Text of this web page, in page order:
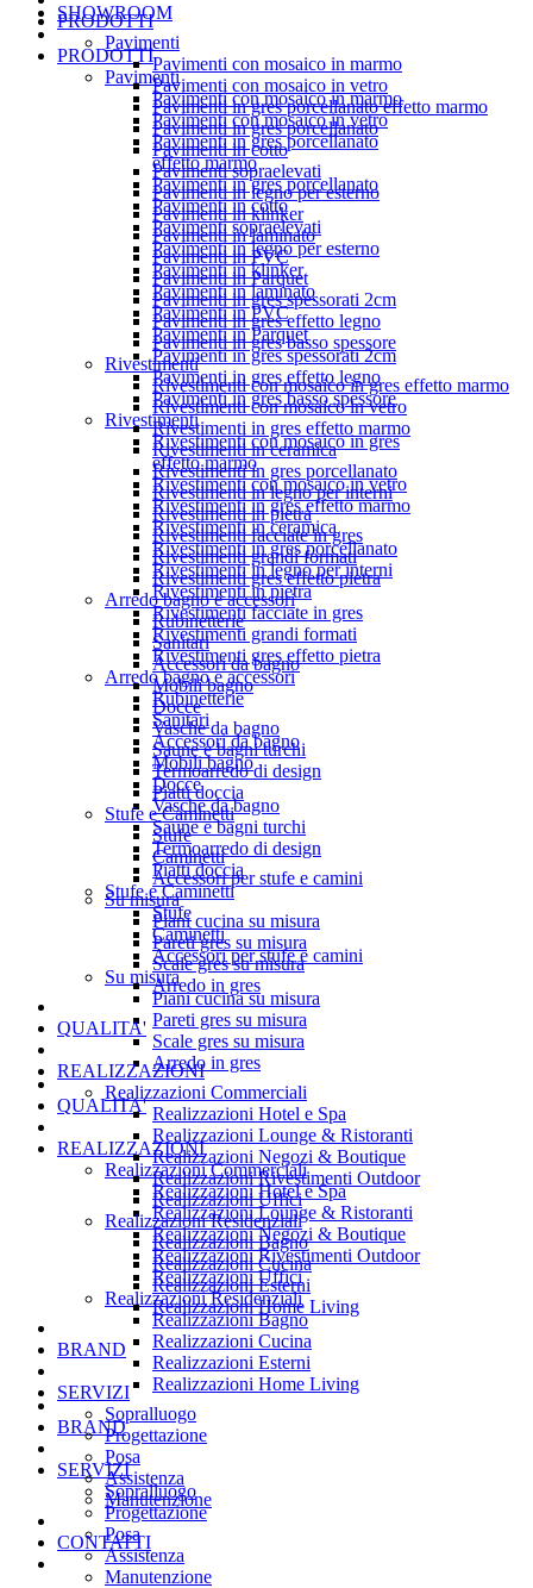
SHOWROOM
PRODOTTI
Pavimenti
Pavimenti con mosaico in marmo
Pavimenti con mosaico in vetro
Pavimenti in gres porcellanato
effetto marmo
Pavimenti in gres porcellanato
Pavimenti in cotto
Pavimenti sopraelevati
Pavimenti in legno per esterno
Pavimenti in klinker
Pavimenti in laminato
Pavimenti in PVC
Pavimenti in Parquet
Pavimenti in gres spessorati 2cm
Pavimenti in gres effetto legno
Pavimenti in gres basso spessore
Rivestimenti
Rivestimenti con mosaico in gres
effetto marmo
Rivestimenti con mosaico in vetro
Rivestimenti in gres effetto marmo
Rivestimenti in ceramica
Rivestimenti in gres porcellanato
Rivestimenti in legno per interni
Rivestimenti in pietra
Rivestimenti facciate in gres
Rivestimenti grandi formati
Rivestimenti gres effetto pietra
Arredo bagno e accessori
Rubinetterie
Sanitari
Accessori da bagno
Mobili bagno
Docce
Vasche da bagno
Saune e bagni turchi
Termoarredo di design
Piatti doccia
Stufe e Caminetti
Stufe
Caminetti
Accessori per stufe e camini
Su misura
Piani cucina su misura
Pareti gres su misura
Scale gres su misura
Arredo in gres
QUALITA'
REALIZZAZIONI
Realizzazioni Commerciali
Realizzazioni Hotel e Spa
Realizzazioni Lounge & Ristoranti
Realizzazioni Negozi & Boutique
Realizzazioni Rivestimenti Outdoor
Realizzazioni Uffici
Realizzazioni Residenziali
Realizzazioni Bagno
Realizzazioni Cucina
Realizzazioni Esterni
Realizzazioni Home Living
BRAND
SERVIZI
Sopralluogo
Progettazione
Posa
Assistenza
Manutenzione
PRODOTTI
Pavimenti
Pavimenti con mosaico in marmo
Pavimenti con mosaico in vetro
Pavimenti in gres porcellanato effetto marmo
Pavimenti in gres porcellanato
Pavimenti in cotto
Pavimenti sopraelevati
Pavimenti in legno per esterno
Pavimenti in klinker
Pavimenti in laminato
Pavimenti in PVC
Pavimenti in Parquet
Pavimenti in gres spessorati 2cm
Pavimenti in gres effetto legno
Pavimenti in gres basso spessore
Rivestimenti
Rivestimenti con mosaico in gres effetto marmo
Rivestimenti con mosaico in vetro
Rivestimenti in gres effetto marmo
Rivestimenti in ceramica
Rivestimenti in gres porcellanato
Rivestimenti in legno per interni
Rivestimenti in pietra
Rivestimenti facciate in gres
Rivestimenti grandi formati
Rivestimenti gres effetto pietra
Arredo bagno e accessori
Rubinetterie
Sanitari
Accessori da bagno
Mobili bagno
Docce
Vasche da bagno
Saune e bagni turchi
Termoarredo di design
Piatti doccia
Stufe e Caminetti
Stufe
Caminetti
Accessori per stufe e camini
Su misura
Piani cucina su misura
Pareti gres su misura
Scale gres su misura
Arredo in gres
QUALITA'
REALIZZAZIONI
Realizzazioni Commerciali
Realizzazioni Hotel e Spa
Realizzazioni Lounge & Ristoranti
Realizzazioni Negozi & Boutique
Realizzazioni Rivestimenti Outdoor
Realizzazioni Uffici
Realizzazioni Residenziali
Realizzazioni Bagno
Realizzazioni Cucina
Realizzazioni Esterni
Realizzazioni Home Living
BRAND
SERVIZI
Sopralluogo
Progettazione
Posa
Assistenza
Manutenzione
CONTATTI